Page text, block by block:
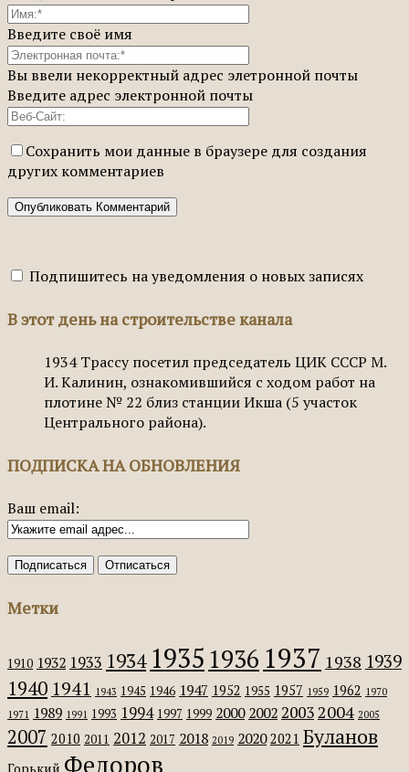
Введите своё имя
Вы ввели некорректный адрес элетронной почты
Введите адрес электронной почты
Сохранить мои данные в браузере для создания
других комментариев
Подпишитесь на уведомления о новых записях
В этот день на строительстве канала
1934 Трассу посетил председатель ЦИК СССР М.
И. Калинин, ознакомившийся с ходом работ на
плотине № 22 близ станции Икша (5 участок
Центрального района).
ПОДПИСКА НА ОБНОВЛЕНИЯ
Ваш email:
Метки
1910 1932 1933 1934 1935 1936 1937 1938 1939
1940 1941 1943 1945 1946 1947 1952 1955 1957 1959 1962 1970
1971 1989 1991 1993 1994 1997 1999 2000 2002 2003 2004 2005
2007 2010 2011 2012 2017 2018 2019 2020 2021 Буланов
Горький Федоров